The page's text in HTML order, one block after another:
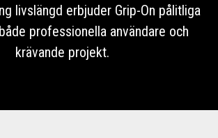
livslängd erbjuder Grip-On pålitliga
professionella användare och
krävande projekt.